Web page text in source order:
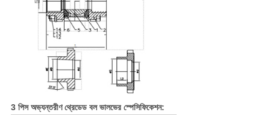
3 পিস অভ্যন্তরীণ থ্রেডেড বল ভালভের স্পেসিফিকেশন: